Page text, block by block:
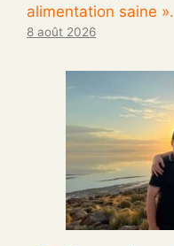
alimentation saine ».
8 août 2026